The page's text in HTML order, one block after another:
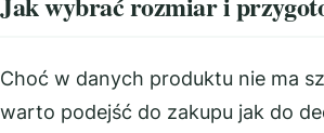
Choć w danych produktu nie ma
warto podejść do zakupu jak do